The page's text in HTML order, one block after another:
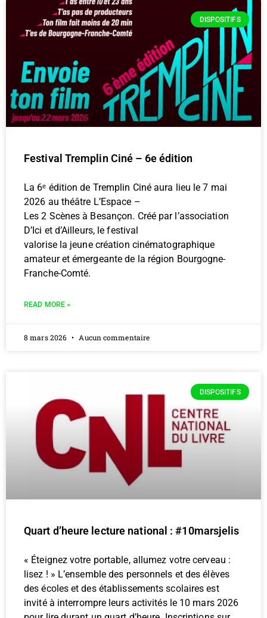
DISPOSITIFS
Festival Tremplin Ciné – 6e édition
La 6ᵉ édition de Tremplin Ciné aura lieu le 7 mai
2026 au théâtre L’Espace –
Les 2 Scènes à Besançon. Créé par l’association
D’Ici et d’Ailleurs, le festival
valorise la jeune création cinématographique
amateur et émergeante de la région Bourgogne-
Franche-Comté.
READ MORE »
8 mars 2026 Aucun commentaire
DISPOSITIFS
Quart d’heure lecture national : #10marsjelis
« Éteignez votre portable, allumez votre cerveau :
lisez ! » L’ensemble des personnels et des élèves
des écoles et des établissements scolaires est
invité à interrompre leurs activités le 10 mars 2026